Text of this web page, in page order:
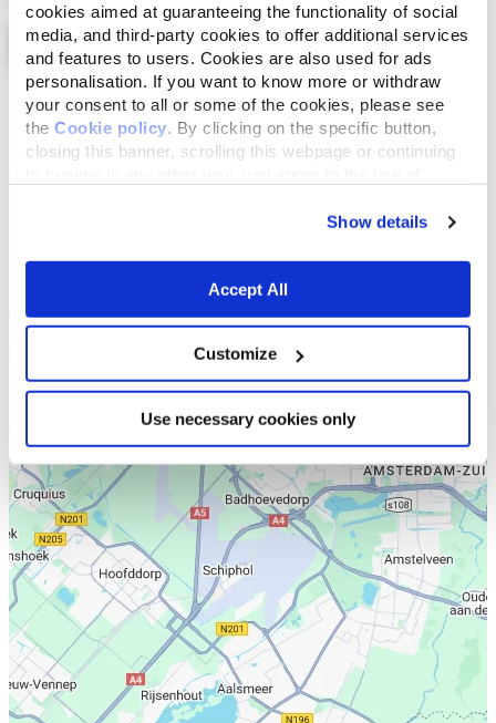
cookies aimed at guaranteeing the functionality of social
media, and third-party cookies to offer additional services
and features to users. Cookies are also used for ads
personalisation. If you want to know more or withdraw
your consent to all or some of the cookies, please see
the Cookie policy. By clicking on the specific button,
closing this banner, scrolling this webpage or continuing
Show details
Accept All
Customize
Use necessary cookies only
Lijst Kaart